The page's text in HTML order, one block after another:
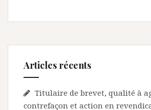
Articles récents
Titulaire de brevet, qualité à
contrefaçon et action en